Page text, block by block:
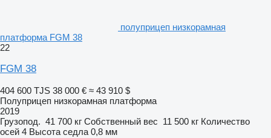
полуприцеп низкорамная
платформа FGM 38
22
FGM 38
404 600 TJS 38 000 € ≈ 43 910 $
Полуприцеп низкорамная платформа
2019
Грузопод. 41 700 кг Собственный вес 11 500 кг Количество
осей 4 Высота седла 0,8 мм